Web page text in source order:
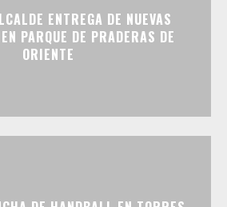
ENTREGA DE NUEVAS
PARQUE DE PRADERAS DE
ORIENTE